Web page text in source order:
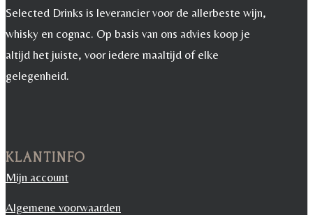
Selected Drinks is leverancier voor de allerbeste wijn,
whisky en cognac. Op basis van ons advies koop je
altijd het juiste, voor iedere maaltijd of elke
gelegenheid.
KLANTINFO
Mijn account
Algemene voorwaarden